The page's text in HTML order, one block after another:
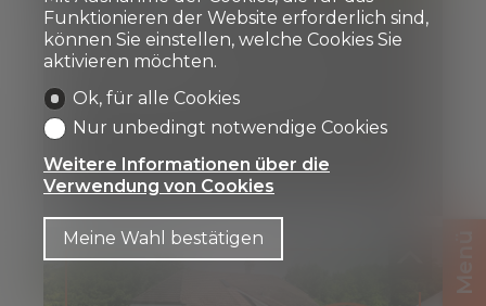
Grosszügige
Eigentumswohnung mit
Alpenblick im
Hohmadquartier in Thun
Funktionieren der Website erforderlich sind,
können Sie einstellen, welche Cookies Sie
aktivieren möchten.
Ok, für alle Cookies
Nur unbedingt notwendige Cookies
Weitere Informationen über die
Verwendung von Cookies
Meine Wahl bestätigen